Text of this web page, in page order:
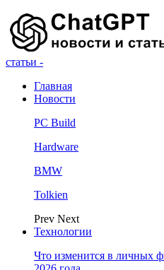
статьи -
Главная
Новости
PC Build
Hardware
BMW
Tolkien
Prev Next
Технологии
Что изменится в личных